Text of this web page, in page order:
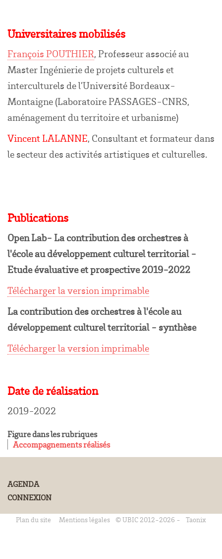
Universitaires mobilisés
François POUTHIER, Professeur associé au
Master Ingénierie de projets culturels et
interculturels de l’Université Bordeaux-
Montaigne (Laboratoire PASSAGES-CNRS,
aménagement du territoire et urbanisme)
Vincent LALANNE, Consultant et formateur dans
le secteur des activités artistiques et culturelles.
Publications
Open Lab- La contribution des orchestres à
l'école au développement culturel territorial -
Etude évaluative et prospective 2019-2022
Télécharger la version imprimable
La contribution des orchestres à l'école au
développement culturel territorial - synthèse
Télécharger la version imprimable
Date de réalisation
2019-2022
Figure dans les rubriques
Accompagnements réalisés
AGENDA
CONNEXION
Plan du site Mentions légales © UBIC 2012-2026 - Taonix